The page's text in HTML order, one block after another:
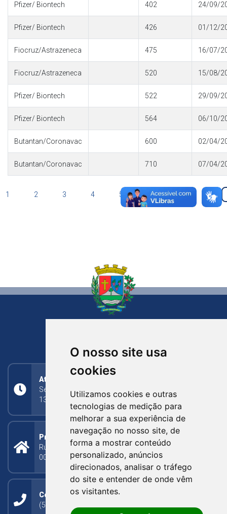
O nosso site usa
cookies
Utilizamos cookies e outras
tecnologias de medição para
melhorar a sua experiência de
navegação no nosso site, de
forma a mostrar conteúdo
personalizado, anúncios
direcionados, analisar o tráfego
do site e entender de onde vêm
os visitantes.
Pfizer/ Biontech 402 24/09/
Pfizer/ Biontech 426 01/12/
Fiocruz/Astrazeneca 475 16/07/
Fiocruz/Astrazeneca 520 15/08/
Pfizer/ Biontech 522 29/09/
Pfizer/ Biontech 564 06/10/
Butantan/Coronavac 600 02/04/
Butantan/Coronavac 710 07/04/
1 2 3 4 5 6 7 8
Atendimento
Segunda a Sexta: 8h às 11h30min (manhã);
13h30min às 17h (tarde)
Prefeitura Municipal
Rua Silva Jardim, 505 - Bairro Centro - CEP: 95340-
000
Contato
(54) 3273-1649 ou (54) 3273-1150